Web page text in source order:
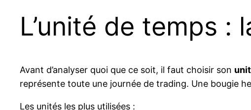
L’unité de temps :
Avant d’analyser quoi que ce soit, il faut choisir son
représente toute une journée de trading. Une bougie
Les unités les plus utilisées :